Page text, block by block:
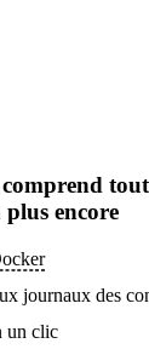
tout
plus encore
journaux des
un clic